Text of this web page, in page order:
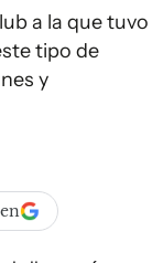
a la que tuvo
tipo de
y